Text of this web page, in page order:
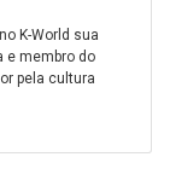
K-World sua
e membro do
pela cultura